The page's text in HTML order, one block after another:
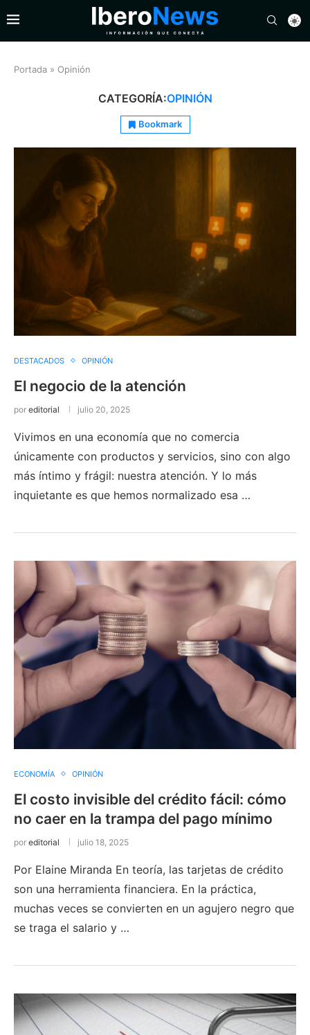
Portada » Opinión
CATEGORÍA:OPINIÓN
Bookmark
DESTACADOS OPINIÓN
El negocio de la atención
por editorial julio 20, 2025
Vivimos en una economía que no comercia
únicamente con productos y servicios, sino con algo
más íntimo y frágil: nuestra atención. Y lo más
inquietante es que hemos normalizado esa …
ECONOMÍA OPINIÓN
El costo invisible del crédito fácil: cómo
no caer en la trampa del pago mínimo
por editorial julio 18, 2025
Por Elaine Miranda En teoría, las tarjetas de crédito
son una herramienta financiera. En la práctica,
muchas veces se convierten en un agujero negro que
se traga el salario y …